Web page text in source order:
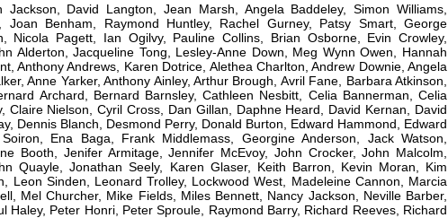
Jackson, David Langton, Jean Marsh, Angela Baddeley, Simon Williams,
Joan Benham, Raymond Huntley, Rachel Gurney, Patsy Smart, George
Nicola Pagett, Ian Ogilvy, Pauline Collins, Brian Osborne, Evin Crowley,
Alderton, Jacqueline Tong, Lesley-Anne Down, Meg Wynn Owen, Hannah
Anthony Andrews, Karen Dotrice, Alethea Charlton, Andrew Downie, Angela
Anne Yarker, Anthony Ainley, Arthur Brough, Avril Fane, Barbara Atkinson,
Archard, Bernard Barnsley, Cathleen Nesbitt, Celia Bannerman, Celia
Claire Nielson, Cyril Cross, Dan Gillan, Daphne Heard, David Kernan, David
Dennis Blanch, Desmond Perry, Donald Burton, Edward Hammond, Edward
Ena Baga, Frank Middlemass, Georgine Anderson, Jack Watson,
Booth, Jenifer Armitage, Jennifer McEvoy, John Crocker, John Malcolm,
Quayle, Jonathan Seely, Karen Glaser, Keith Barron, Kevin Moran, Kim
Leon Sinden, Leonard Trolley, Lockwood West, Madeleine Cannon, Marcia
Mel Churcher, Mike Fields, Miles Bennett, Nancy Jackson, Neville Barber,
Haley, Peter Honri, Peter Sproule, Raymond Barry, Richard Reeves, Richard